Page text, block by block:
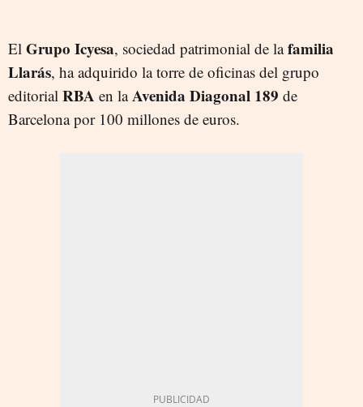
El Grupo Icyesa, sociedad patrimonial de lafamilia
Llarás, ha adquirido la torre de oficinas del grupo
editorial RBA en laAvenida Diagonal 189 de
Barcelona por 100 millones de euros.